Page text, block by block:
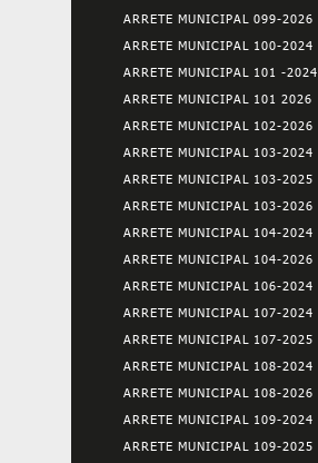
ARRETE MUNICIPAL 099-2026
ARRETE MUNICIPAL 100-2024
ARRETE MUNICIPAL 101 -2024
ARRETE MUNICIPAL 101 2026
ARRETE MUNICIPAL 102-2026
ARRETE MUNICIPAL 103-2024
ARRETE MUNICIPAL 103-2025
ARRETE MUNICIPAL 103-2026
ARRETE MUNICIPAL 104-2024
ARRETE MUNICIPAL 104-2026
ARRETE MUNICIPAL 106-2024
ARRETE MUNICIPAL 107-2024
ARRETE MUNICIPAL 107-2025
ARRETE MUNICIPAL 108-2024
ARRETE MUNICIPAL 108-2026
ARRETE MUNICIPAL 109-2024
ARRETE MUNICIPAL 109-2025